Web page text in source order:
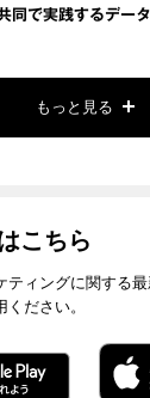
同で実践するデー
もっと見る
こちら
ティングに関する
ださい。